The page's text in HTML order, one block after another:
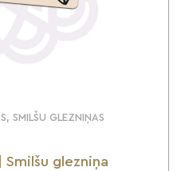
SMILŠU GLEZNIŅAS
Smilšu glezniņa